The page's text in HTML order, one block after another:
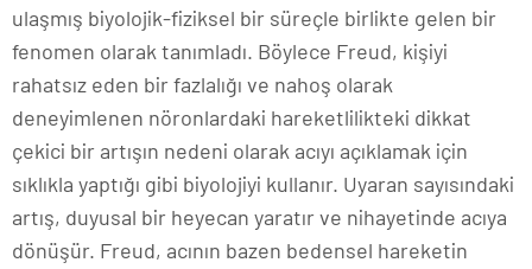
ulaşmış biyolojik-fiziksel bir süreçle birlikte gelen bir
fenomen olarak tanımladı. Böylece Freud, kişiyi
rahatsız eden bir fazlalığı ve nahoş olarak
deneyimlenen nöronlardaki hareketlilikteki dikkat
çekici bir artışın nedeni olarak acıyı açıklamak için
sıklıkla yaptığı gibi biyolojiyi kullanır. Uyaran sayısındaki
artış, duyusal bir heyecan yaratır ve nihayetinde acıya
dönüşür. Freud, acının bazen bedensel hareketin